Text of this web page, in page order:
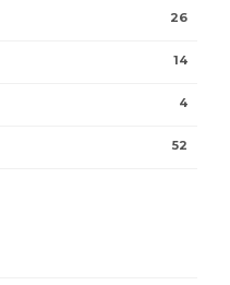
26
14
4
52